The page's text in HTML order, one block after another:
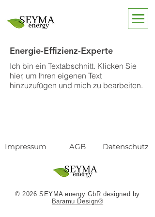
Energie-Effizienz-Experte
Ich bin ein Textabschnitt. Klicken Sie
hier, um Ihren eigenen Text
hinzuzufügen und mich zu bearbeiten.
Impressum AGB Datenschutz
© 2026 SEYMA energy GbR designed by
Baramu Design®